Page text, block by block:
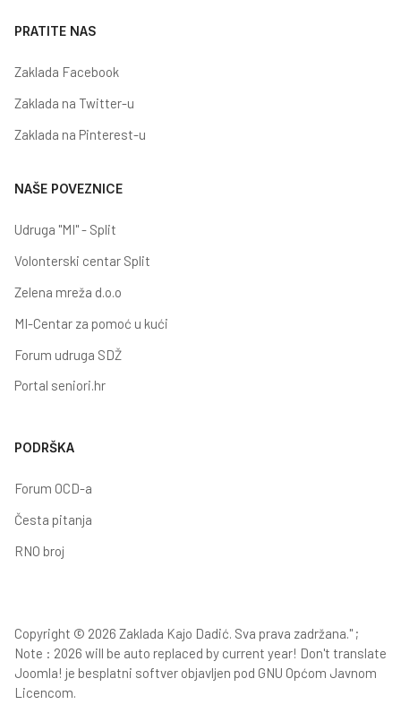
PRATITE NAS
Zaklada Facebook
Zaklada na Twitter-u
Zaklada na Pinterest-u
NAŠE POVEZNICE
Udruga "MI" - Split
Volonterski centar Split
Zelena mreža d.o.o
MI-Centar za pomoć u kući
Forum udruga SDŽ
Portal seniori.hr
PODRŠKA
Forum OCD-a
Česta pitanja
RNO broj
Copyright © 2026 Zaklada Kajo Dadić. Sva prava zadržana." ;
Note : 2026 will be auto replaced by current year! Don't translate
Joomla! je besplatni softver objavljen pod GNU Općom Javnom
Licencom.